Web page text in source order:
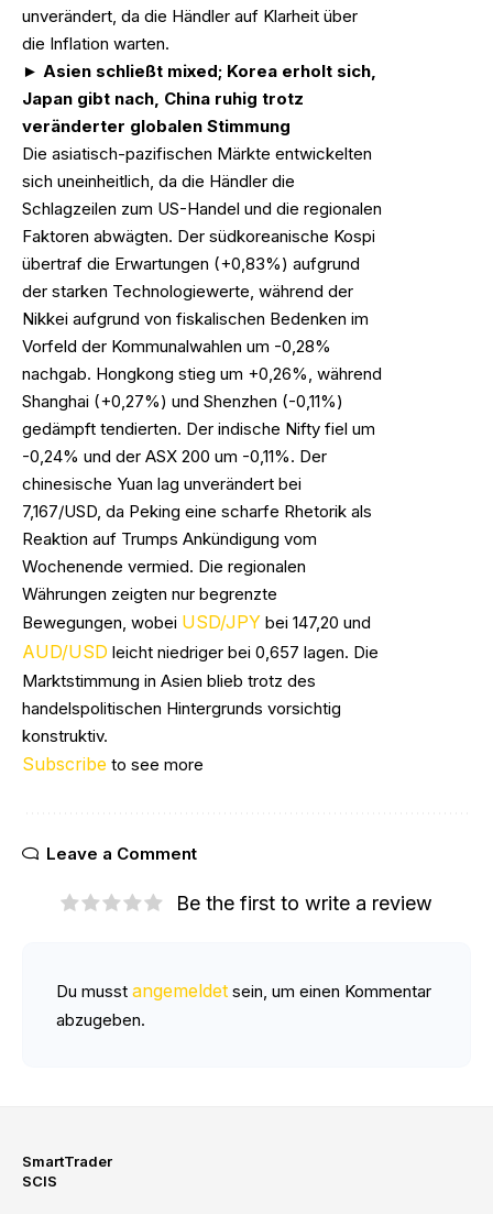
unverändert, da die Händler auf Klarheit über
die Inflation warten.
► Asien schließt mixed; Korea erholt sich,
Japan gibt nach, China ruhig trotz
veränderter globalen Stimmung
Die asiatisch-pazifischen Märkte entwickelten
sich uneinheitlich, da die Händler die
Schlagzeilen zum US-Handel und die regionalen
Faktoren abwägten. Der südkoreanische Kospi
übertraf die Erwartungen (+0,83%) aufgrund
der starken Technologiewerte, während der
Nikkei aufgrund von fiskalischen Bedenken im
Vorfeld der Kommunalwahlen um -0,28%
nachgab. Hongkong stieg um +0,26%, während
Shanghai (+0,27%) und Shenzhen (-0,11%)
gedämpft tendierten. Der indische Nifty fiel um
-0,24% und der ASX 200 um -0,11%. Der
chinesische Yuan lag unverändert bei
7,167/USD, da Peking eine scharfe Rhetorik als
Reaktion auf Trumps Ankündigung vom
Wochenende vermied. Die regionalen
Währungen zeigten nur begrenzte
Bewegungen, wobei USD/JPY bei 147,20 und
AUD/USD leicht niedriger bei 0,657 lagen. Die
Marktstimmung in Asien blieb trotz des
handelspolitischen Hintergrunds vorsichtig
konstruktiv.
Subscribe to see more
Leave a Comment
Be the first to write a review
Du musst angemeldet sein, um einen Kommentar
abzugeben.
SmartTrader
SCIS